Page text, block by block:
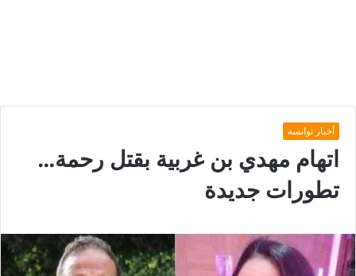
أخبار توانسة
اتهام مهدي بن غربية بقتل رحمة…
تطورات جديدة